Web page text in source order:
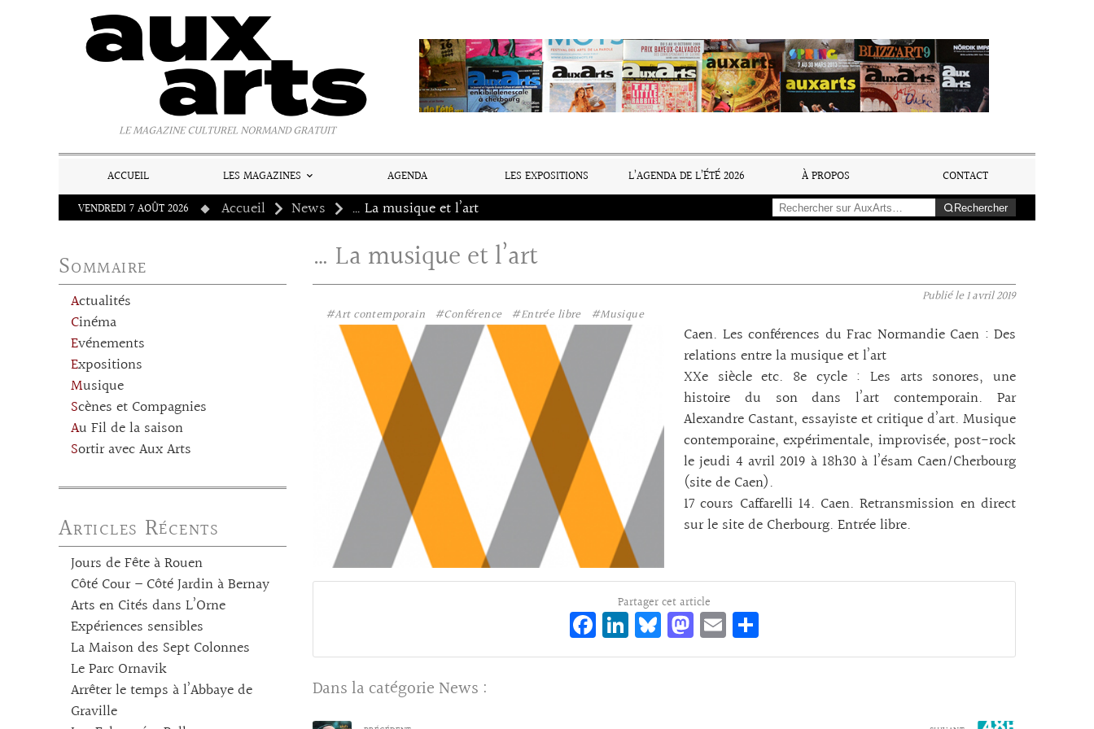
LE MAGAZINE CULTUREL NORMAND GRATUIT
ACCUEIL LES MAGAZINES AGENDA LES EXPOSITIONS L’AGENDA DE L’ÉTÉ 2026 À PROPOS
CONTACT
VENDREDI 7 AOÛT 2026
Accueil News … La musique et l’art Rechercher
Sommaire
Actualités
Cinéma
Evénements
Expositions
Musique
Scènes et Compagnies
Au Fil de la saison
Sortir avec Aux Arts
Articles Récents
Jours de Fête à Rouen
Côté Cour – Côté Jardin à Bernay
Arts en Cités dans L’Orne
Expériences sensibles
La Maison des Sept Colonnes
Le Parc Ornavik
Arrêter le temps à l’Abbaye de
Graville
… La musique et l’art
Publié le1 avril 2019
#Art contemporain
#Conférence #Entrée libre #Musique
Caen. Les conférences du Frac Normandie Caen : Des
relations entre la musique et l’art
XXe siècle etc. 8e cycle : Les arts sonores, une
histoire du son dans l’art contemporain. Par
Alexandre Castant, essayiste et critique d’art. Musique
contemporaine, expérimentale, improvisée, post-rock
le jeudi 4 avril 2019 à 18h30 à l’ésam Caen/Cherbourg
(site de Caen).
17 cours Caffarelli 14. Caen. Retransmission en direct
sur le site de Cherbourg. Entrée libre.
Partager cet article
Fa
ce
Li
n
Bl
ue
M
as
E
m rt
Dans la catégorie News :
Panneau de gestion des cookies